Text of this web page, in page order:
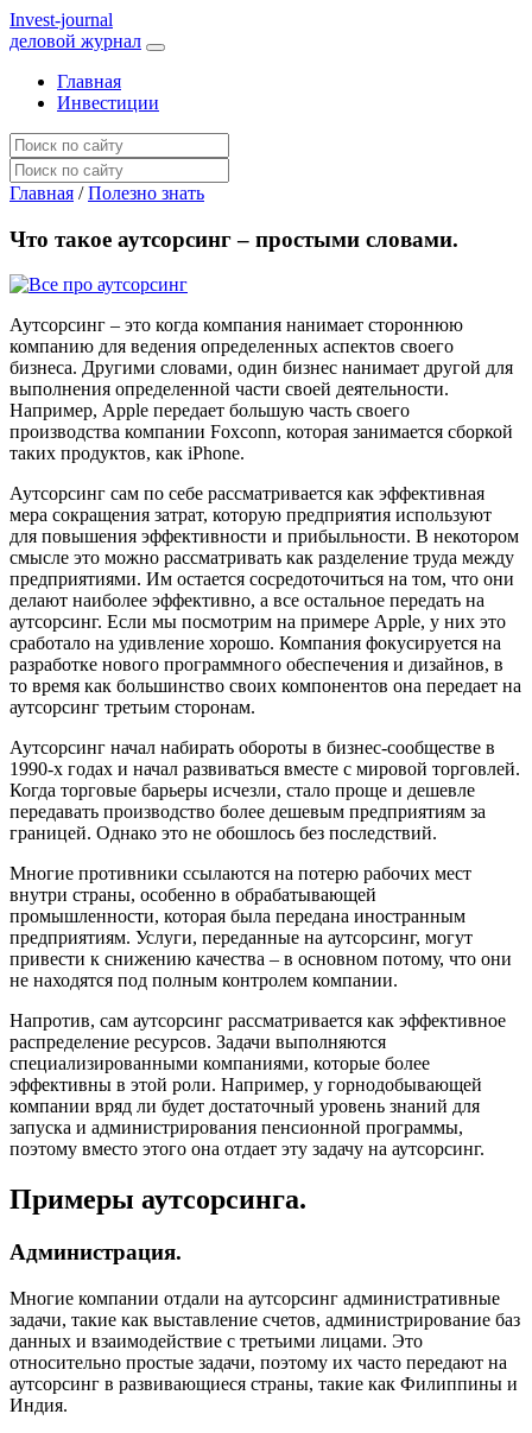
Invest-journal
деловой журнал
Главная
Инвестиции
Главная / Полезно знать
Что такое аутсорсинг – простыми словами.
Аутсорсинг – это когда компания нанимает стороннюю
компанию для ведения определенных аспектов своего
бизнеса. Другими словами, один бизнес нанимает другой для
выполнения определенной части своей деятельности.
Например, Apple передает большую часть своего
производства компании Foxconn, которая занимается сборкой
таких продуктов, как iPhone.
Аутсорсинг сам по себе рассматривается как эффективная
мера сокращения затрат, которую предприятия используют
для повышения эффективности и прибыльности. В некотором
смысле это можно рассматривать как разделение труда между
предприятиями. Им остается сосредоточиться на том, что они
делают наиболее эффективно, а все остальное передать на
аутсорсинг. Если мы посмотрим на примере Apple, у них это
сработало на удивление хорошо. Компания фокусируется на
разработке нового программного обеспечения и дизайнов, в
то время как большинство своих компонентов она передает на
аутсорсинг третьим сторонам.
Аутсорсинг начал набирать обороты в бизнес-сообществе в
1990-х годах и начал развиваться вместе с мировой торговлей.
Когда торговые барьеры исчезли, стало проще и дешевле
передавать производство более дешевым предприятиям за
границей. Однако это не обошлось без последствий.
Многие противники ссылаются на потерю рабочих мест
внутри страны, особенно в обрабатывающей
промышленности, которая была передана иностранным
предприятиям. Услуги, переданные на аутсорсинг, могут
привести к снижению качества – в основном потому, что они
не находятся под полным контролем компании.
Напротив, сам аутсорсинг рассматривается как эффективное
распределение ресурсов. Задачи выполняются
специализированными компаниями, которые более
эффективны в этой роли. Например, у горнодобывающей
компании вряд ли будет достаточный уровень знаний для
запуска и администрирования пенсионной программы,
поэтому вместо этого она отдает эту задачу на аутсорсинг.
Примеры аутсорсинга.
Администрация.
Многие компании отдали на аутсорсинг административные
задачи, такие как выставление счетов, администрирование баз
данных и взаимодействие с третьими лицами. Это
относительно простые задачи, поэтому их часто передают на
аутсорсинг в развивающиеся страны, такие как Филиппины и
Индия.